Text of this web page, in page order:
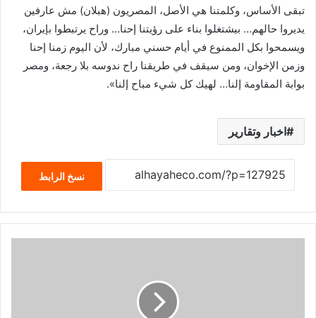
تبقى الأساس، وكلمتنا هي الأصل، المصريون (هبلان) مش عارفين
يديروا حالهم… بيشتغلوا بناء على رؤيتنا إحنا… وراح يرتبطوا بإيران،
ويسمحوا بكل الممنوع في أيام حسني مبارك، لأن اليوم زمنا إحنا
وزمن الإخوان، ومن سيقف في طريقنا راح ندوسه بلا رجعة، ومصر
بوابة المقاومة إلنا… لهيك كل شيء مباح إلنا».
اخبار وتقارير
نسخ الرابط